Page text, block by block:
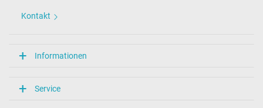
Kontakt
Informationen
Service